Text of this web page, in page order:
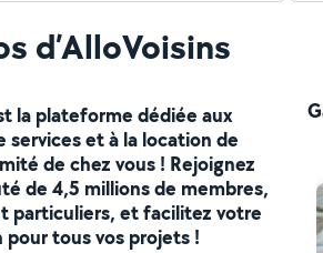
d’AlloVoisins
la plateforme dédiée aux
services et à la location de
de chez vous ! Rejoignez
de 4,5 millions de membres,
particuliers, et facilitez votre
tous vos projets !